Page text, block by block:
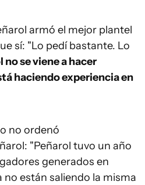
armó el mejor plantel
sí: "Lo pedí bastante. Lo
no se viene a hacer
haciendo experiencia en
no ordenó
"Peñarol tuvo un año
generados en
no están saliendo la misma